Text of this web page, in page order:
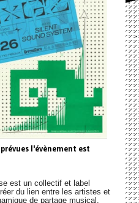
l'évènement est
est un collectif et label
du lien entre les artistes et
de partage musical.